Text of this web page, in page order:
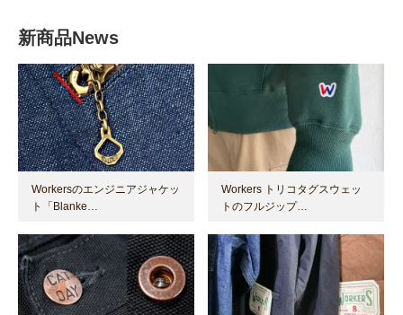
新商品News
Workersのエンジニアジャケッ
ト「Blanke…
Workers トリコタグスウェッ
トのフルジップ…